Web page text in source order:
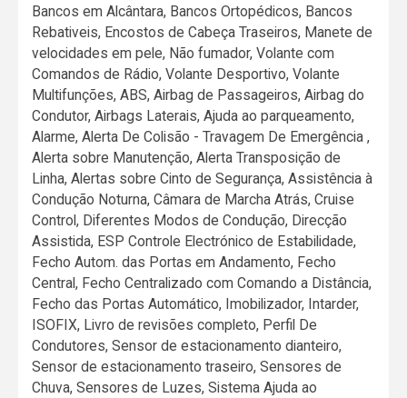
Bancos em Alcântara, Bancos Ortopédicos, Bancos
Rebativeis, Encostos de Cabeça Traseiros, Manete de
velocidades em pele, Não fumador, Volante com
Comandos de Rádio, Volante Desportivo, Volante
Multifunções, ABS, Airbag de Passageiros, Airbag do
Condutor, Airbags Laterais, Ajuda ao parqueamento,
Alarme, Alerta De Colisão - Travagem De Emergência ,
Alerta sobre Manutenção, Alerta Transposição de
Linha, Alertas sobre Cinto de Segurança, Assistência à
Condução Noturna, Câmara de Marcha Atrás, Cruise
Control, Diferentes Modos de Condução, Direcção
Assistida, ESP Controle Electrónico de Estabilidade,
Fecho Autom. das Portas em Andamento, Fecho
Central, Fecho Centralizado com Comando a Distância,
Fecho das Portas Automático, Imobilizador, Intarder,
ISOFIX, Livro de revisões completo, Perfil De
Condutores, Sensor de estacionamento dianteiro,
Sensor de estacionamento traseiro, Sensores de
Chuva, Sensores de Luzes, Sistema Ajuda ao